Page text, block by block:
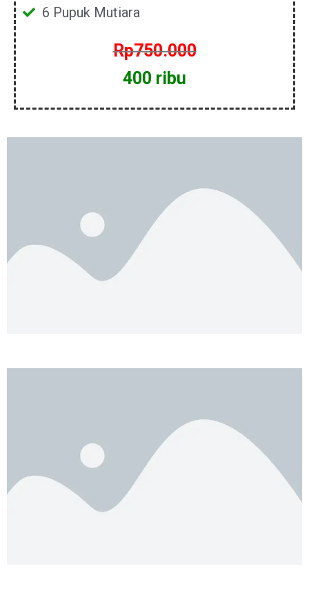
6 Pupuk Mutiara
Rp750.000
400 ribu